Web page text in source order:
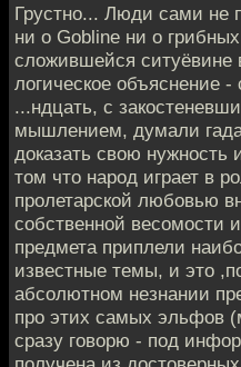
Грустно... Люди сами не
ни о Gobline ни о
сложившейся ситуёвине
логическое объяснение -
...ндцать, с
мышлением, думали
доказать свою нужность
том что народ играет в
пролетарской любовью
собственной весомости
предмета приплели
известные темы, и это
абсолютном незнании
про этих самых эльфов
сразу говорю - под